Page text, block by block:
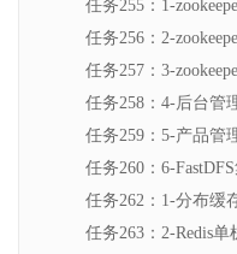
任务255：1-
任务256：2-
任务257：3-
任务258：4-后台管
任务259：5-产品管
任务260：6-
任务262：1-分布缓
任务263：2-Redis